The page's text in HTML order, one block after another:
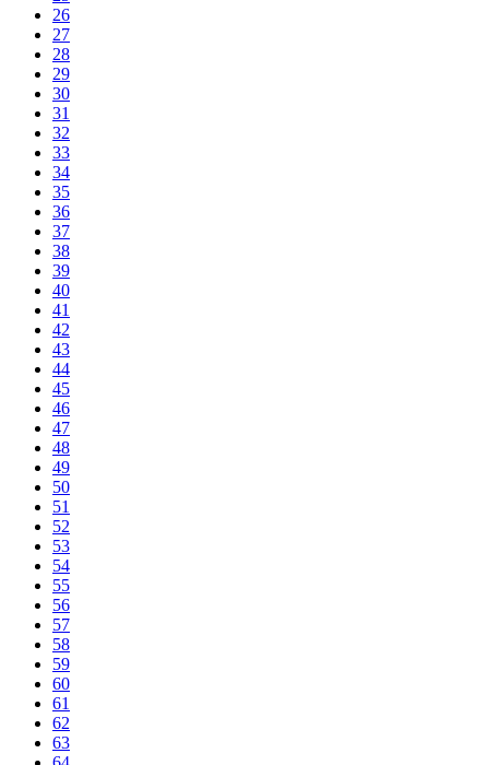
26
27
28
29
30
31
32
33
34
35
36
37
38
39
40
41
42
43
44
45
46
47
48
49
50
51
52
53
54
55
56
57
58
59
60
61
62
63